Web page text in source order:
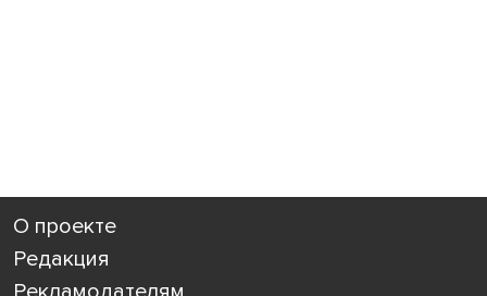
О проекте
Редакция